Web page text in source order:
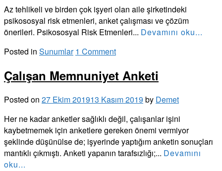
Az tehlikeli ve birden çok işyeri olan aile şirketindeki
psikososyal risk etmenleri, anket çalışması ve çözüm
önerileri. Psikososyal Risk Etmenleri... Devamını oku...
Posted in Sunumlar 1 Comment
Çalışan Memnuniyet Anketi
Posted on 27 Ekim 201913 Kasım 2019 by Demet
Her ne kadar anketler sağlıklı değil, çalışanlar işini
kaybetmemek için anketlere gereken önemi vermiyor
şeklinde düşünülse de; işyerinde yaptığım anketin sonuçları
mantıklı çıkmıştı. Anketi yapanın tarafsızlığı;... Devamını
oku...